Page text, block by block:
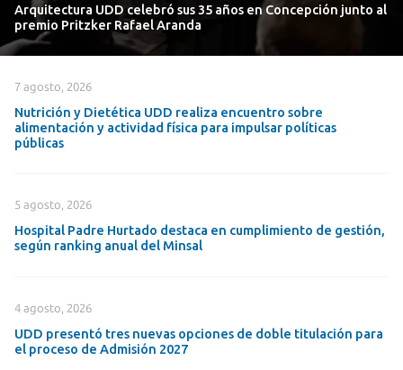
Arquitectura UDD celebró sus 35 años en Concepción junto al
premio Pritzker Rafael Aranda
7 agosto, 2026
Nutrición y Dietética UDD realiza encuentro sobre
alimentación y actividad física para impulsar políticas
públicas
5 agosto, 2026
Hospital Padre Hurtado destaca en cumplimiento de gestión,
según ranking anual del Minsal
4 agosto, 2026
UDD presentó tres nuevas opciones de doble titulación para
el proceso de Admisión 2027